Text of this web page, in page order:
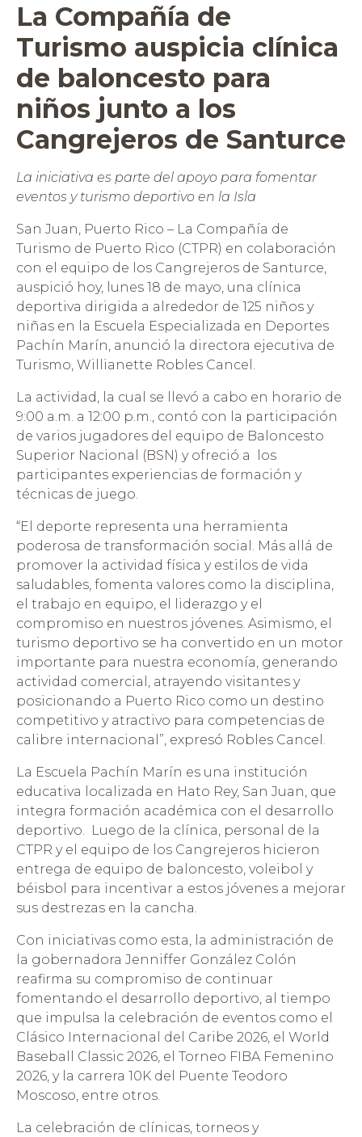
La Compañía de
Turismo auspicia clínica
de baloncesto para
niños junto a los
Cangrejeros de Santurce
La iniciativa es parte del apoyo para fomentar
eventos y turismo deportivo en la Isla
San Juan, Puerto Rico – La Compañía de
Turismo de Puerto Rico (CTPR) en colaboración
con el equipo de los Cangrejeros de Santurce,
auspició hoy, lunes 18 de mayo, una clínica
deportiva dirigida a alrededor de 125 niños y
niñas en la Escuela Especializada en Deportes
Pachín Marín, anunció la directora ejecutiva de
Turismo, Willianette Robles Cancel.
La actividad, la cual se llevó a cabo en horario de
9:00 a.m. a 12:00 p.m., contó con la participación
de varios jugadores del equipo de Baloncesto
Superior Nacional (BSN) y ofreció a los
participantes experiencias de formación y
técnicas de juego.
“El deporte representa una herramienta
poderosa de transformación social. Más allá de
promover la actividad física y estilos de vida
saludables, fomenta valores como la disciplina,
el trabajo en equipo, el liderazgo y el
compromiso en nuestros jóvenes. Asimismo, el
turismo deportivo se ha convertido en un motor
importante para nuestra economía, generando
actividad comercial, atrayendo visitantes y
posicionando a Puerto Rico como un destino
competitivo y atractivo para competencias de
calibre internacional”, expresó Robles Cancel.
La Escuela Pachín Marín es una institución
educativa localizada en Hato Rey, San Juan, que
integra formación académica con el desarrollo
deportivo. Luego de la clínica, personal de la
CTPR y el equipo de los Cangrejeros hicieron
entrega de equipo de baloncesto, voleibol y
béisbol para incentivar a estos jóvenes a mejorar
sus destrezas en la cancha.
Con iniciativas como esta, la administración de
la gobernadora Jenniffer González Colón
reafirma su compromiso de continuar
fomentando el desarrollo deportivo, al tiempo
que impulsa la celebración de eventos como el
Clásico Internacional del Caribe 2026, el World
Baseball Classic 2026, el Torneo FIBA Femenino
2026, y la carrera 10K del Puente Teodoro
Moscoso, entre otros.
La celebración de clínicas, torneos y